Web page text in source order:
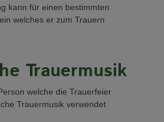
kann für einen bestimmten
welches er zum Trauern
Trauermusik
welche die Trauerfeier
Trauermusik verwendet